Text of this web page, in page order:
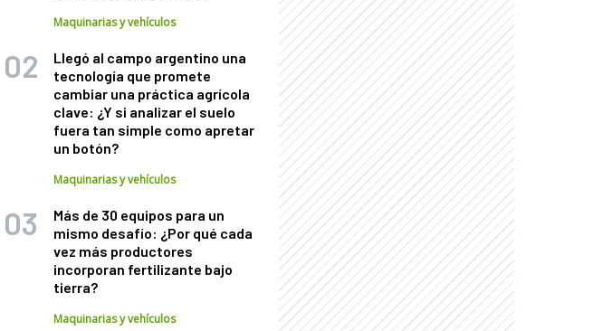
Maquinarias y vehículos
Llegó al campo argentino una
tecnología que promete
cambiar una práctica agrícola
clave: ¿Y si analizar el suelo
fuera tan simple como apretar
un botón?
Maquinarias y vehículos
Más de 30 equipos para un
mismo desafío: ¿Por qué cada
vez más productores
incorporan fertilizante bajo
tierra?
Maquinarias y vehículos